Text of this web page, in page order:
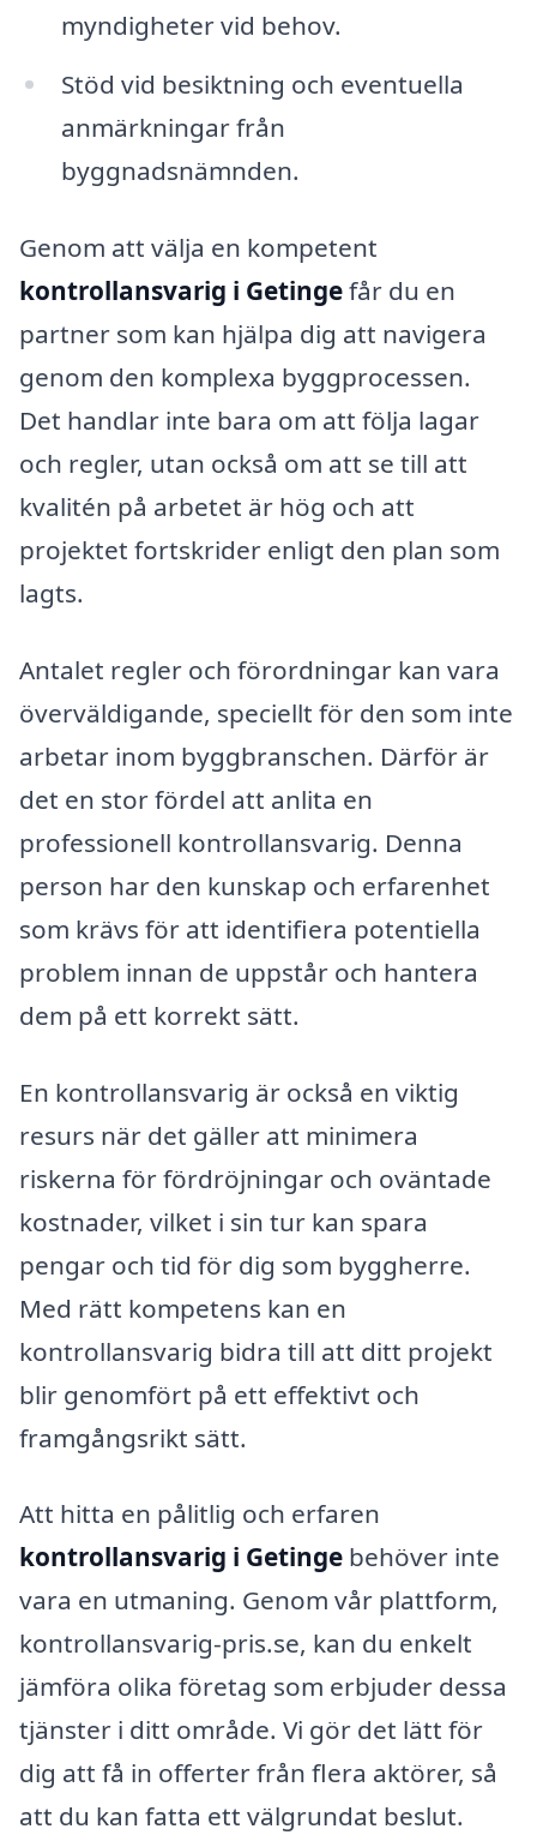
myndigheter vid behov.
Stöd vid besiktning och eventuella
anmärkningar från
byggnadsnämnden.
Genom att välja en kompetent
kontrollansvarig i Getingefår du en
partner som kan hjälpa dig att navigera
genom den komplexa byggprocessen.
Det handlar inte bara om att följa lagar
och regler, utan också om att se till att
kvalitén på arbetet är hög och att
projektet fortskrider enligt den plan som
lagts.
Antalet regler och förordningar kan vara
överväldigande, speciellt för den som inte
arbetar inom byggbranschen. Därför är
det en stor fördel att anlita en
professionell kontrollansvarig. Denna
person har den kunskap och erfarenhet
som krävs för att identifiera potentiella
problem innan de uppstår och hantera
dem på ett korrekt sätt.
En kontrollansvarig är också en viktig
resurs när det gäller att minimera
riskerna för fördröjningar och oväntade
kostnader, vilket i sin tur kan spara
pengar och tid för dig som byggherre.
Med rätt kompetens kan en
kontrollansvarig bidra till att ditt projekt
blir genomfört på ett effektivt och
framgångsrikt sätt.
Att hitta en pålitlig och erfaren
kontrollansvarig i Getinge behöver inte
vara en utmaning. Genom vår plattform,
kontrollansvarig-pris.se, kan du enkelt
jämföra olika företag som erbjuder dessa
tjänster i ditt område. Vi gör det lätt för
dig att få in offerter från flera aktörer, så
att du kan fatta ett välgrundat beslut.